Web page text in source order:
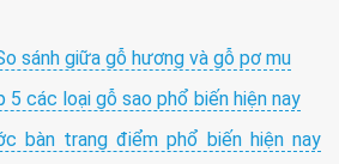
sánh giữa gỗ hương và gỗ pơ mu
5 các loại gỗ sao phổ biến hiện nay
bàn trang điểm phổ biến hiện nay